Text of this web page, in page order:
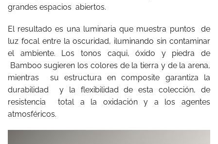
grandes espacios abiertos.
El resultado es una luminaria que muestra puntos
de
luz focal entre la oscuridad, iluminando sin contaminar
el ambiente. Los tonos caqui, óxido y piedra de
Bamboo sugieren los colores de la tierra y de la arena,
mientras
su estructura en composite garantiza la
durabilidad
y la flexibilidad de esta colección, de
resistencia
total a la oxidación y a los agentes
atmosféricos.